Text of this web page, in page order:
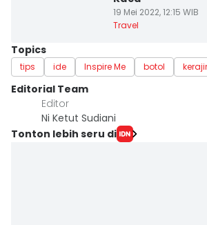
19 Mei 2022, 12:15 WIB
Travel
Topics
tips ide Inspire Me botol
Editorial Team
Editor
Ni Ketut Sudiani
Tonton lebih seru di